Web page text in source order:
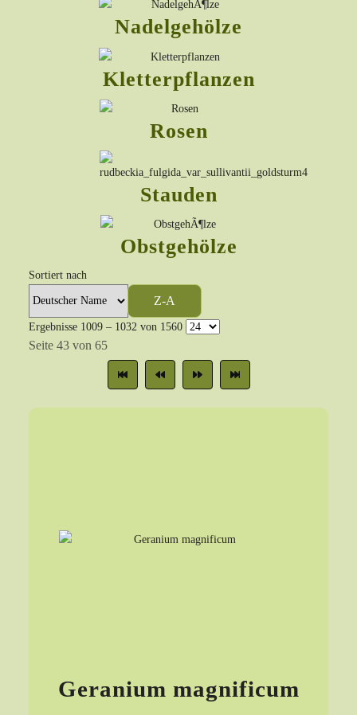
Nadelgehölze
Kletterpflanzen
Rosen
Stauden
Obstgehölze
Sortiert nach
Z-A
Ergebnisse 1009 – 1032 von 1560
Seite 43 von 65
Geranium magnificum